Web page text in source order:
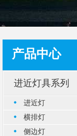
产品中心
进近灯具系列
进近灯
横排灯
侧边灯